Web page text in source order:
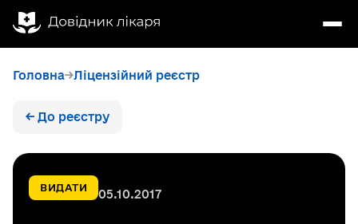
Головна Ліцензійний реєстр
← До реєстру
ВИДАТИ 05.10.2017